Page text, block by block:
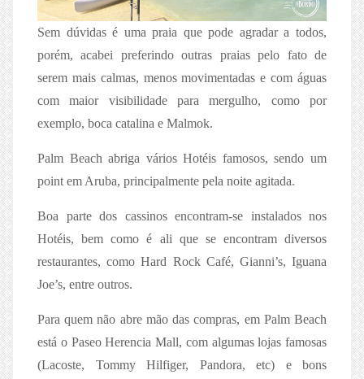
Sem dúvidas é uma praia que pode agradar a todos,
porém, acabei preferindo outras praias pelo fato de
serem mais calmas, menos movimentadas e com águas
com maior visibilidade para mergulho, como por
exemplo, boca catalina e Malmok.
Palm Beach abriga vários Hotéis famosos, sendo um
point em Aruba, principalmente pela noite agitada.
Boa parte dos cassinos encontram-se instalados nos
Hotéis, bem como é ali que se encontram diversos
restaurantes, como Hard Rock Café, Gianni’s, Iguana
Joe’s, entre outros.
Para quem não abre mão das compras, em Palm Beach
está o Paseo Herencia Mall, com algumas lojas famosas
(Lacoste, Tommy Hilfiger, Pandora, etc) e bons